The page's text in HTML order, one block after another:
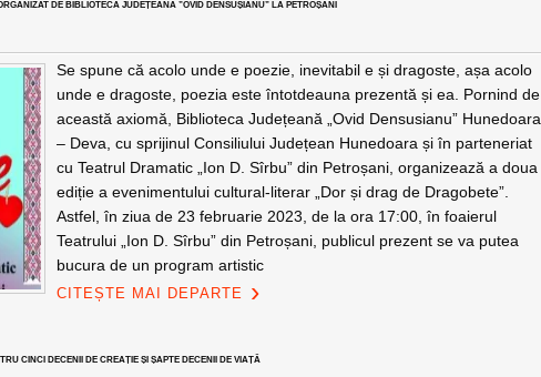
DE BIBLIOTECA JUDEȚEANĂ ”OVID DENSUȘIANU” LA PETROȘANI
Se spune că acolo unde e poezie, inevitabil e și dragoste, așa acolo
unde e dragoste, poezia este întotdeauna prezentă și ea. Pornind de
această axiomă, Biblioteca Județeană „Ovid Densusianu” Hunedoara
– Deva, cu sprijinul Consiliului Județean Hunedoara și în parteneriat
cu Teatrul Dramatic „Ion D. Sîrbu” din Petroșani, organizează a doua
ediție a evenimentului cultural-literar „Dor și drag de Dragobete”.
Astfel, în ziua de 23 februarie 2023, de la ora 17:00, în foaierul
Teatrului „Ion D. Sîrbu” din Petroșani, publicul prezent se va putea
bucura de un program artistic
CITEȘTE MAI DEPARTE
CINCI DECENII DE CREAȚIE ȘI ȘAPTE DECENII DE VIAȚĂ